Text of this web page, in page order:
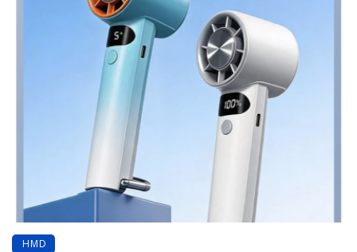
HMD